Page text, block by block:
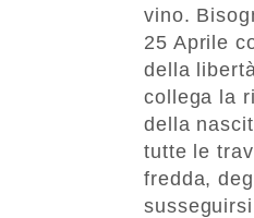
vino.
25 Aprile
della
collega la
della
tutte le
fredda,